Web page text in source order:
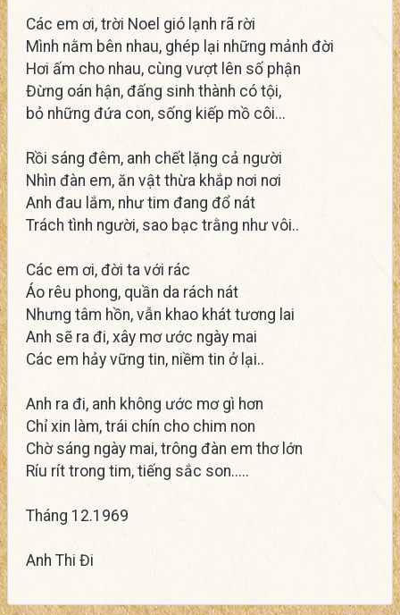
Các em ơi, trời Noel gió lạnh rã rời
Mình nằm bên nhau, ghép lại những mảnh đời
Hơi ấm cho nhau, cùng vượt lên số phận
Đừng oán hận, đấng sinh thành có tội,
bỏ những đứa con, sống kiếp mồ côi...
Rồi sáng đêm, anh chết lặng cả người
Nhìn đàn em, ăn vật thừa khắp nơi nơi
Anh đau lắm, như tim đang đổ nát
Trách tình người, sao bạc trằng như vôi..
Các em ơi, đời ta với rác
Áo rêu phong, quần da rách nát
Nhưng tâm hồn, vẫn khao khát tương lai
Anh sẽ ra đi, xây mơ ước ngày mai
Các em hảy vững tin, niềm tin ở lại..
Anh ra đi, anh không ước mơ gì hơn
Chỉ xin làm, trái chín cho chim non
Chờ sáng ngày mai, trông đàn em thơ lớn
Ríu rít trong tim, tiếng sắc son.....
Tháng 12.1969
Anh Thi Đi